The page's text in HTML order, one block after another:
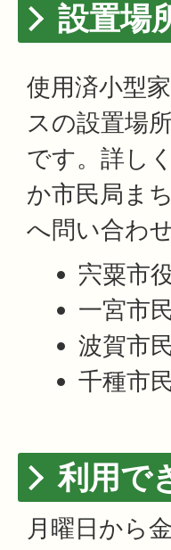
設置場
使用済小型
スの設置場
です。詳し
か市民局ま
へ問い合わ
宍粟市
一宮市
波賀市
千種市
利用で
月曜日から